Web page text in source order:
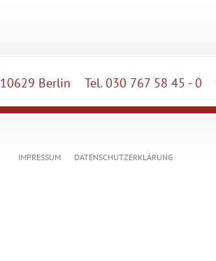
10629 Berlin Tel. 030 767 58 45 - 0
IMPRESSUM DATENSCHUTZERKLÄRUNG